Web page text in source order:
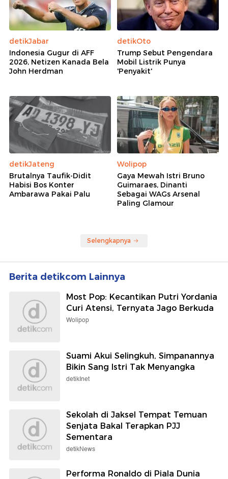
detikJabar
Indonesia Gugur di AFF
2026, Netizen Kanada Bela
John Herdman
detikOto
Trump Sebut Pengendara
Mobil Listrik Punya
'Penyakit'
detikJateng
Brutalnya Taufik-Didit
Habisi Bos Konter
Ambarawa Pakai Palu
Wolipop
Gaya Mewah Istri Bruno
Guimaraes, Dinanti
Sebagai WAGs Arsenal
Paling Glamour
Selengkapnya
Berita detikcom Lainnya
Most Pop: Kecantikan Putri Yordania
Curi Atensi, Ternyata Jago Berkuda
Wolipop
Suami Akui Selingkuh, Simpanannya
Bikin Sang Istri Tak Menyangka
detikInet
Sekolah di Jaksel Tempat Temuan
Senjata Bakal Terapkan PJJ
Sementara
detikNews
Performa Ronaldo di Piala Dunia